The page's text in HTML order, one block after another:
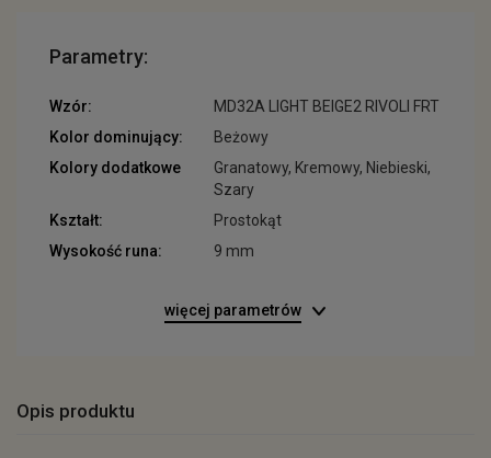
Parametry:
Wzór:
MD32A LIGHT BEIGE2 RIVOLI FRT
Kolor dominujący:
Beżowy
Kolory dodatkowe
Granatowy, Kremowy, Niebieski,
Szary
Kształt:
Prostokąt
Wysokość runa:
9 mm
więcej parametrów
Opis produktu